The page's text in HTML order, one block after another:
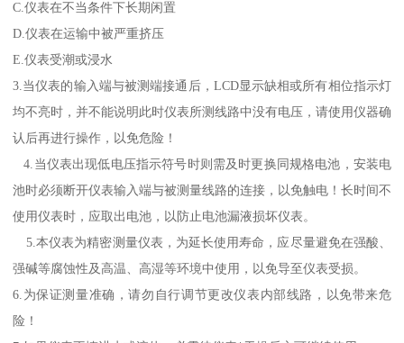
C.仪表在不当条件下长期闲置
D.仪表在运输中被严重挤压
E.仪表受潮或浸水
3.当仪表的输入端与被测端接通后， LCD显示缺相或所有相位指示灯
均不亮时，并不能说明此时仪表所测线路中没有电压，请使用仪器确
认后再进行操作，以免危险！
4. 当仪表出现低电压指示符号时则需及时更换同规格电池，安装电
池时必须断开仪表输入端与被测量线路的连接，以免触电！长时间不
使用仪表时，应取出电池，以防止电池漏液损坏仪表。
5.本仪表为精密测量仪表，为延长使用寿命，应尽量避免在强酸、
强碱等腐蚀性及高温、高湿等环境中使用，以免导至仪表受损。
6. 为保证测量准确，请勿自行调节更改仪表内部线路，以免带来危
险！